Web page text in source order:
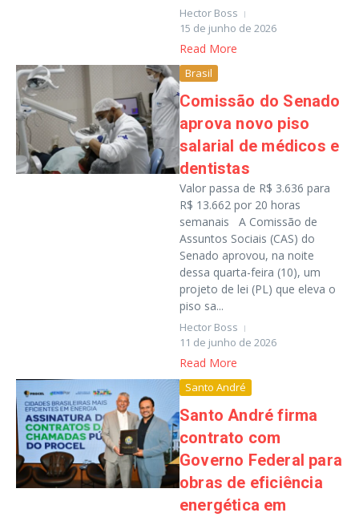
Hector Boss
15 de junho de 2026
Read More
Brasil
Comissão do Senado
aprova novo piso
salarial de médicos e
dentistas
Valor passa de R$ 3.636 para
R$ 13.662 por 20 horas
semanais A Comissão de
Assuntos Sociais (CAS) do
Senado aprovou, na noite
dessa quarta-feira (10), um
projeto de lei (PL) que eleva o
piso sa...
Hector Boss
11 de junho de 2026
Read More
Santo André
Santo André firma
contrato com
Governo Federal para
obras de eficiência
energética em